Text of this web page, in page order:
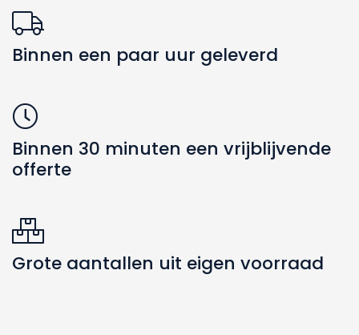
Binnen een paar uur geleverd
Binnen 30 minuten een vrijblijvende
offerte
Grote aantallen uit eigen voorraad